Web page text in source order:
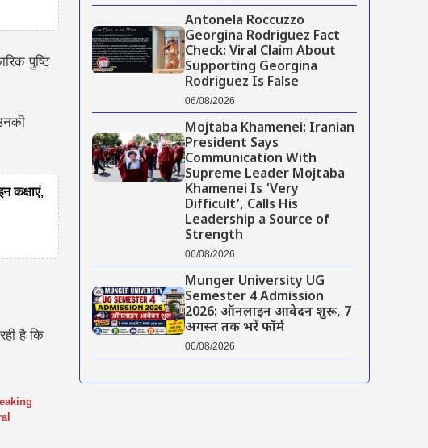
पुष्टि
कक्षाएं,
है कि
Antonela Roccuzzo
Georgina Rodriguez Fact
Check: Viral Claim About
Supporting Georgina
Rodriguez Is False
06/08/2026
Mojtaba Khamenei: Iranian
President Says
Communication With
Supreme Leader Mojtaba
Khamenei Is ‘Very
Difficult’, Calls His
Leadership a Source of
Strength
06/08/2026
Munger University UG
Semester 4 Admission
2026: ऑनलाइन आवेदन शुरू, 7
अगस्त तक भरें फॉर्म
06/08/2026